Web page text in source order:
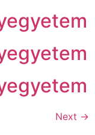
Next →